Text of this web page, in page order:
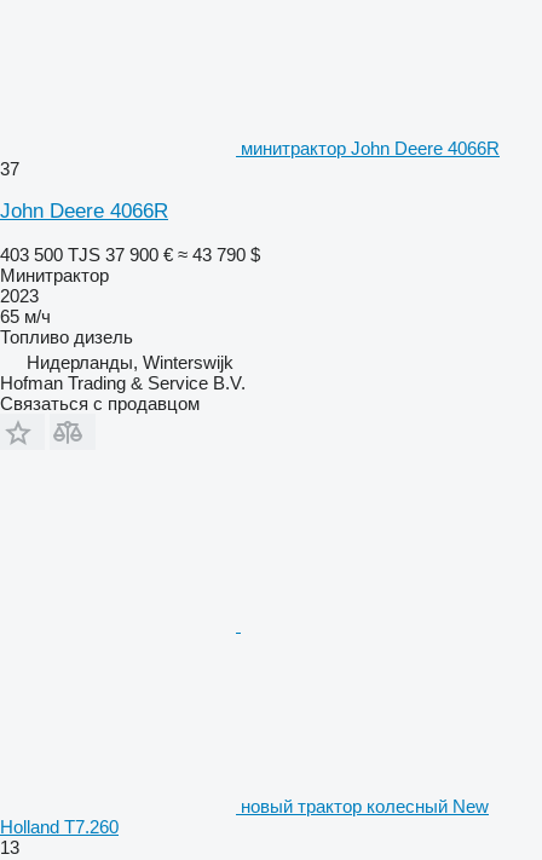
минитрактор John Deere 4066R
37
John Deere 4066R
403 500 TJS 37 900 € ≈ 43 790 $
Минитрактор
2023
65 м/ч
Топливо дизель
Нидерланды, Winterswijk
Hofman Trading & Service B.V.
Связаться с продавцом
новый трактор колесный New
Holland T7.260
13